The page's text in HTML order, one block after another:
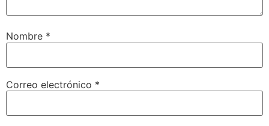
Nombre *
Correo electrónico *